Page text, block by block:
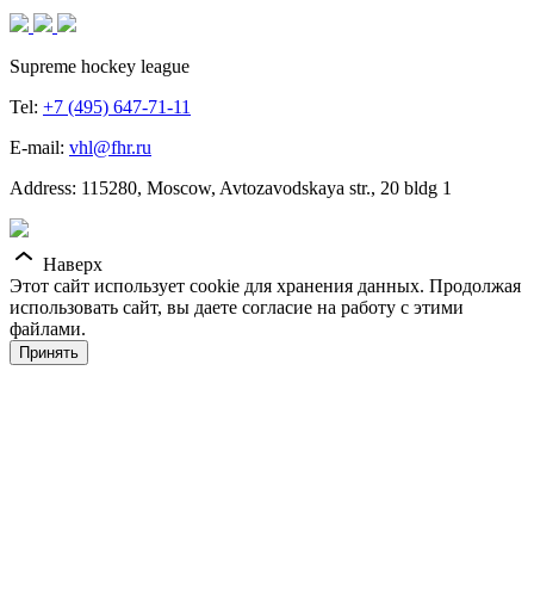
Supreme hockey league
Tel: +7 (495) 647-71-11
E-mail: vhl@fhr.ru
Address: 115280, Moscow, Avtozavodskaya str., 20 bldg 1
Наверх
Этот сайт использует cookie для хранения данных. Продолжая
использовать сайт, вы даете согласие на работу с этими
файлами.
Принять